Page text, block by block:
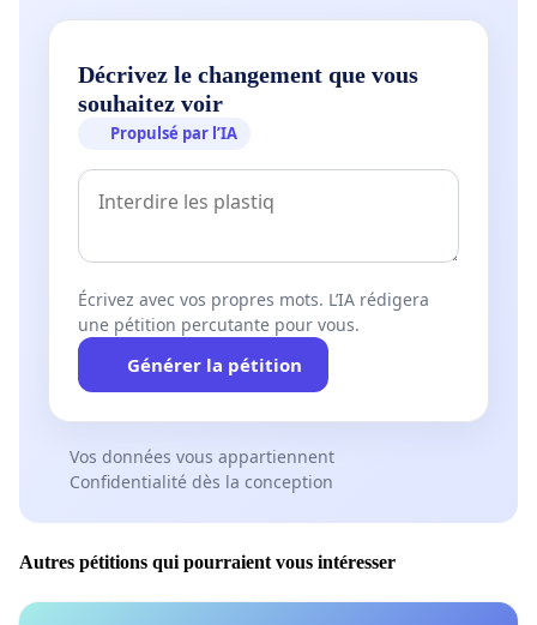
Décrivez le changement que vous
souhaitez voir
Propulsé par l’IA
Écrivez avec vos propres mots. L’IA rédigera
une pétition percutante pour vous.
Générer la pétition
Vos données vous appartiennent
Confidentialité dès la conception
Autres pétitions qui pourraient vous intéresser